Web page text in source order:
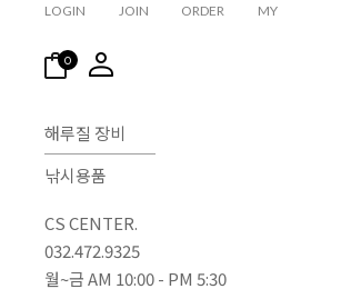
LOGIN JOIN ORDER MY
0
해루질 장비
낚시용품
CS CENTER.
032.472.9325
월~금 AM 10:00 - PM 5:30